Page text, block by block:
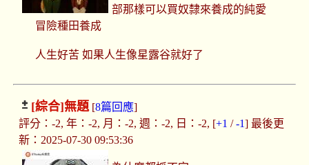
部那樣可以買奴隸來養成的純愛
冒險種田養成
人生好苦 如果人生像星露谷就好了
[綜合]無題[8篇回應]
評分：-2, 年：-2, 月：-2, 週：-2, 日：-2, [+1 /-1] 最後更
新：2025-07-30 09:53:36